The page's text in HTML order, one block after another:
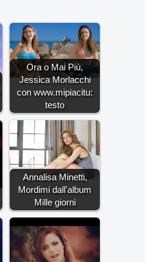
Ora o Mai Più,
Jessica Morlacchi
con www.mipiacitu:
testo
Annalisa Minetti,
Mordimi dall'album
Mille giorni